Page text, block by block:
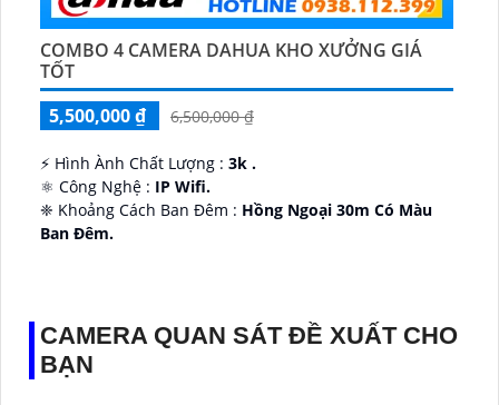
COMBO 4 CAMERA DAHUA KHO XƯỞNG GIÁ
TỐT
5,500,000 ₫
6,500,000 ₫
️⚡ Hình Ành Chất Lượng : 3k .
⚛️ Công Nghệ : IP Wifi.
❈ Khoảng Cách Ban Đêm : Hồng Ngoại 30m Có Màu
Ban Ðêm.
CAMERA QUAN SÁT ĐỀ XUẤT CHO
BẠN